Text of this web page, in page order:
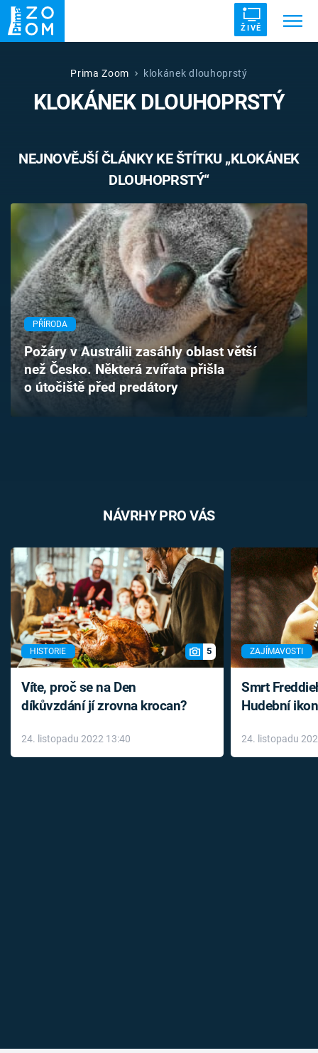
ŽIVĚ
ZRÁDCI DRUHÁ SVĚTOVÁ VÁLKA
ZÁHADY VETŘELCI DÁVNOVĚKU
Témata
Pořady
TV Program
Časopis
Sledujte prima+
Prima Zoom klokánek dlouhoprstý
KLOKÁNEK DLOUHOPRSTÝ
NEJNOVĚJŠÍ ČLÁNKY KE ŠTÍTKU „KLOKÁNEK
DLOUHOPRSTÝ“
PŘÍRODA
Požáry v Austrálii zasáhly oblast větší
než Česko. Některá zvířata přišla
o útočiště před predátory
NÁVRHY PRO VÁS
HISTORIE 5
Víte, proč se na Den
díkůvzdání jí zrovna krocan?
24. listopadu 2022 13:40
ZAJÍMAVOSTI
Smrt
Hudební
léky
24. listopadu